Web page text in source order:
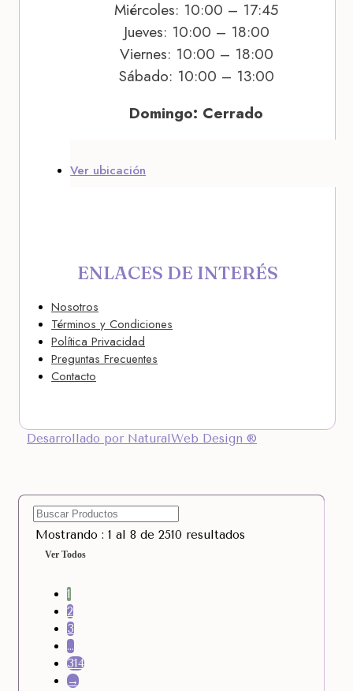
Miércoles: 10:00 – 17:45
Jueves: 10:00 – 18:00
Viernes: 10:00 – 18:00
Sábado: 10:00 – 13:00
Domingo: Cerrado
Ver ubicación
ENLACES DE INTERÉS
Nosotros
Términos y Condiciones
Política Privacidad
Preguntas Frecuentes
Contacto
Desarrollado por NaturalWeb Design ®
Mostrando : 1 al 8 de 2510 resultados
Ver Todos
1
2
3
…
314
→